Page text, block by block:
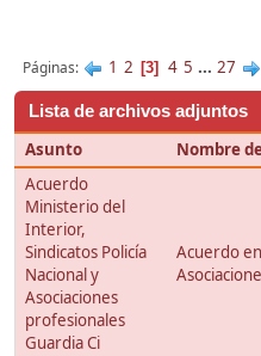
Páginas 1 2 3 4 5 ... 27
Lista de archivos adjuntos
Asunto
Nombre
Acuerdo
Ministerio del
Interior,
Sindicatos Policía
Nacional y
Asociaciones
profesionales
Guardia Ci
Acuerdo